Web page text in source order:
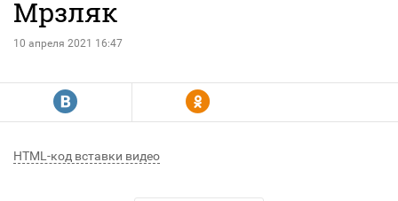
Мрзляк
10 апреля 2021 16:47
R Y
HTML-код вставки видео